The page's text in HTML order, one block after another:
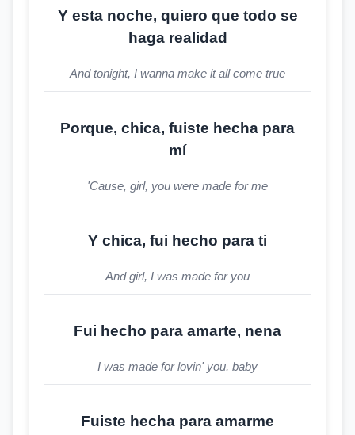
Y esta noche, quiero que todo se
haga realidad
And tonight, I wanna make it all come true
Porque, chica, fuiste hecha para
mí
'Cause, girl, you were made for me
Y chica, fui hecho para ti
And girl, I was made for you
Fui hecho para amarte, nena
I was made for lovin' you, baby
Fuiste hecha para amarme